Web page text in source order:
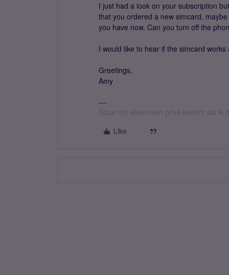
I just had a look on your subscription
that you ordered a new simcard,
you have now. Can you turn off the
I would like to hear if the simcard works
Greetings,
Amy
Stuur mij alleen een privé bericht als ik
Like